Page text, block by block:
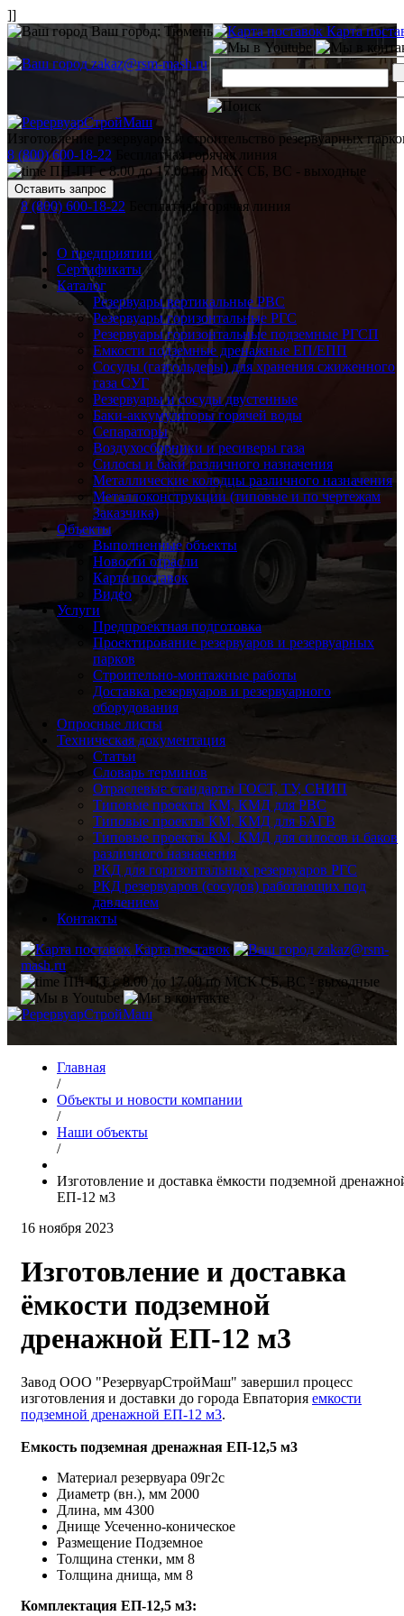
]]
Ваш город: Тюмень Карта
zakaz@rsm-mash.ru
Изготовление резервуаров и строительство резервуарных
8 (800) 600-18-22
Бесплатная горячая линия
ПН-ПТ с 8.00 до 17.00 по МСК СБ, ВС - выходные
Оставить запрос
8 (800) 600-18-22 Бесплатная горячая линия
О предприятии
Сертификаты
Каталог
Резервуары вертикальные РВС
Резервуары горизонтальные РГС
Резервуары горизонтальные подземные РГСП
Емкости подземные дренажные ЕП/ЕПП
Сосуды (газгольдеры) для хранения сжиженного
газа СУГ
Резервуары и сосуды двустенные
Баки-аккумуляторы горячей воды
Сепараторы
Воздухосборники и ресиверы газа
Силосы и баки различного назначения
Металлические колодцы различного назначения
Металлоконструкции (типовые и по чертежам
Заказчика)
Объекты
Выполненные объекты
Новости отрасли
Карта поставок
Видео
Услуги
Предпроектная подготовка
Проектирование резервуаров и резервуарных
парков
Строительно-монтажные работы
Доставка резервуаров и резервуарного
оборудования
Опросные листы
Техническая документация
Статьи
Словарь терминов
Отраслевые стандарты ГОСТ, ТУ, СНИП
Типовые проекты КМ, КМД для РВС
Типовые проекты КМ, КМД для БАГВ
Типовые проекты КМ, КМД для силосов и баков
различного назначения
РКД для горизонтальных резервуаров РГС
РКД резервуаров (сосудов) работающих под
давлением
Контакты
Карта поставок
zakaz@rsm-
mash.ru
ПН-ПТ с 8.00 до 17.00 по МСК СБ, ВС - выходные
Главная
/
Объекты и новости компании
/
Наши объекты
/
Изготовление и доставка ёмкости подземной
ЕП-12 м3
16 ноября 2023
Изготовление и доставка
ёмкости подземной
дренажной ЕП-12 м3
Завод ООО "РезервуарСтройМаш" завершил процесс
изготовления и доставки до города Евпатория емкости
подземной дренажной ЕП-12 м3.
Емкость подземная дренажная ЕП-12,5 м3
Материал резервуара 09г2с
Диаметр (вн.), мм 2000
Длина, мм 4300
Днище Усеченно-коническое
Размещение Подземное
Толщина стенки, мм 8
Толщина днища, мм 8
Комплектация ЕП-12,5 м3: